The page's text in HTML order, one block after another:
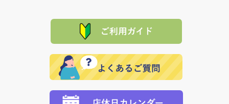
れの生産メーカーからお客様の元へ直送いたしますの
で、 それぞれ個別に送料が必要になります。
品代金を返金いたします。）
その際は誠に申し訳ありませんが、当協会までご注文
願いいたします。
た場合、お客様からの ご入金を確認した後で、商品を
※「クレジットカード」「PayPay」「楽天ペイ」を指
定された場合は、準備出来次第の便にてお送りいたし
ます。 （到着日指定をされている場合は、ご指定の日
程に合わせてお届けいたします。）